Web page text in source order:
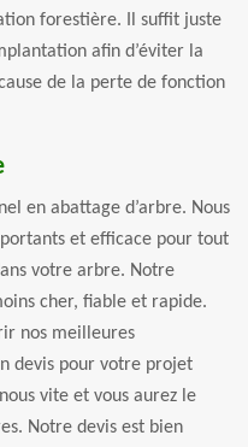
forestière. Il suffit juste
afin d’éviter la
de la perte de fonction
en abattage d’arbre. Nous
et efficace pour tout
votre arbre. Notre
cher, fiable et rapide.
nos meilleures
devis pour votre projet
vite et vous aurez le
Notre devis est bien